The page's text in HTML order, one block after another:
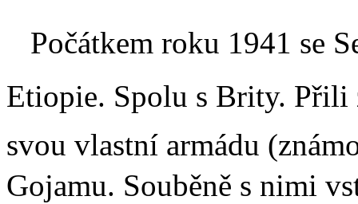
Počátkem roku 1941 se
Etiopie. Spolu s Brity. Přili
svou vlastní armádu
Gojamu. Souběně s nimi